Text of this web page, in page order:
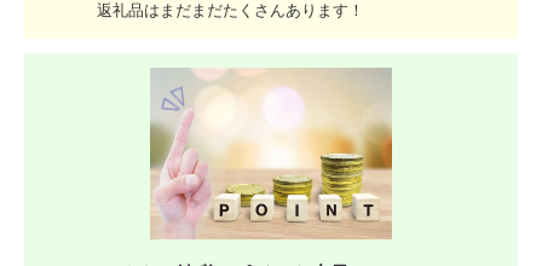
返礼品はまだまだたくさんあります！